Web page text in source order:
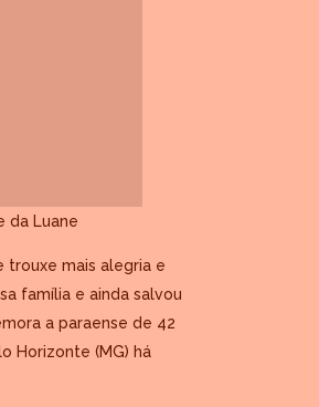
da Luane
trouxe mais alegria e
família e ainda salvou
a paraense de 42
Horizonte (MG) há